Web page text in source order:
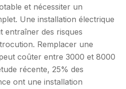
et nécessiter un
Une installation électrique
entraîner des risques
Remplacer une
coûter entre 3000 et 8000
récente, 25% des
ont une installation